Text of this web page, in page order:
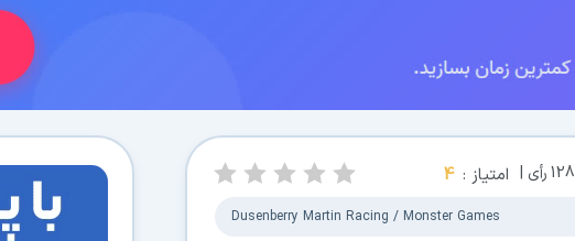
128رأی | امتیاز : 4
Dusenberry Martin Racing / Monster Games